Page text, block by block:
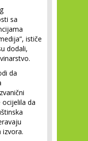
sa
ističe
dodali,
da
da